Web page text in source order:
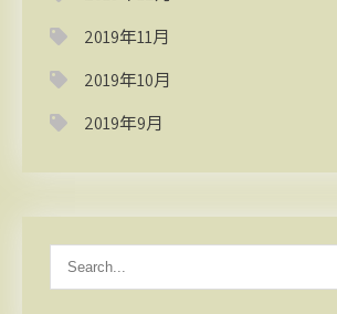
2019年11月
2019年10月
2019年9月